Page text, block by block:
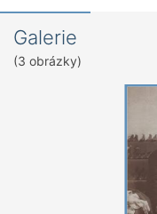
Galerie
(3 obrázky)